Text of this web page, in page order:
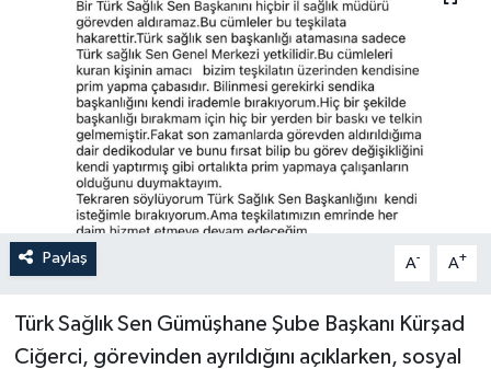
Paylaş A- A+
Türk Sağlık Sen Gümüşhane Şube Başkanı Kürşad
Ciğerci, görevinden ayrıldığını açıklarken, sosyal